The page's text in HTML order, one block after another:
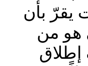
يقرّ بأن
هو من